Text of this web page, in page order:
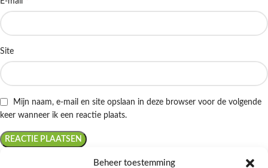
Beheer toestemming
Site
Mijn naam, e-mail en site opslaan in deze browser voor de volgende
keer wanneer ik een reactie plaats.